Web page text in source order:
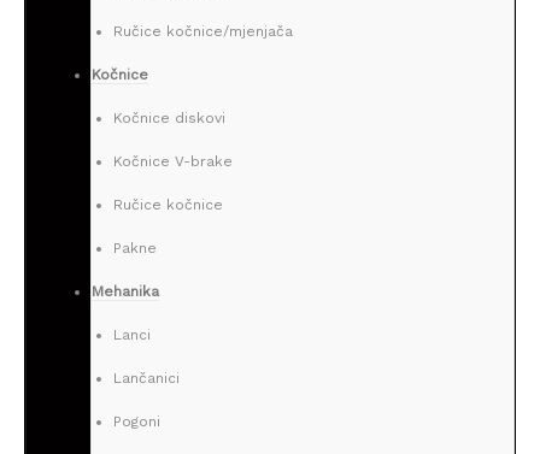
Ručice kočnice/mjenjača
Kočnice
Kočnice diskovi
Kočnice V-brake
Ručice kočnice
Pakne
Mehanika
Lanci
Lančanici
Pogoni